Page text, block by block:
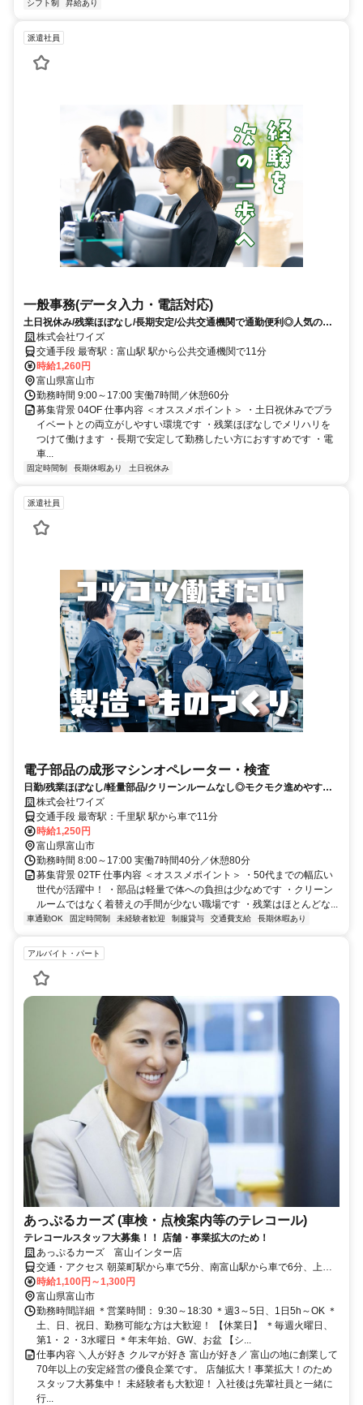
シフト制 昇給あり
派遣社員
一般事務(データ入力・電話対応)
土日祝休み/残業ほぼなし/長期安定/公共交通機関で通勤便利◎人気の一
般事務のお仕事
株式会社ワイズ
交通手段 最寄駅：富山駅 駅から公共交通機関で11分
時給1,260円
富山県富山市
勤務時間 9:00～17:00 実働7時間／休憩60分
募集背景 04OF 仕事内容 ＜オススメポイント＞ ・土日祝休みでプラ
イベートとの両立がしやすい環境です ・残業ほぼなしでメリハリを
つけて働けます ・長期で安定して勤務したい方におすすめです ・電
車...
固定時間制 長期休暇あり 土日祝休み
派遣社員
電子部品の成形マシンオペレーター・検査
日勤/残業ほぼなし/軽量部品/クリーンルームなし◎モクモク進めやすい
機械オペレーター作業です
株式会社ワイズ
交通手段 最寄駅：千里駅 駅から車で11分
時給1,250円
富山県富山市
勤務時間 8:00～17:00 実働7時間40分／休憩80分
募集背景 02TF 仕事内容 ＜オススメポイント＞ ・50代までの幅広い
世代が活躍中！ ・部品は軽量で体への負担は少なめです ・クリーン
ルームではなく着替えの手間が少ない職場です ・残業はほとんどな...
車通勤OK 固定時間制 未経験者歓迎 制服貸与 交通費支給 長期休暇あり
アルバイト・パート
あっぷるカーズ (車検・点検案内等のテレコール)
テレコールスタッフ大募集！！ 店舗・事業拡大のため！
あっぷるカーズ 富山インター店
交通・アクセス 朝菜町駅から車で5分、南富山駅から車で6分、上堀
駅から車で7分
時給1,100円～1,300円
富山県富山市
勤務時間詳細 ＊営業時間： 9:30～18:30 ＊週3～5日、1日5h～OK ＊
土、日、祝日、勤務可能な方は大歓迎！ 【休業日】 ＊毎週火曜日、
第1・２・3水曜日 ＊年末年始、GW、お盆 【シ...
仕事内容 ＼人が好き クルマが好き 富山が好き／ 富山の地に創業して
70年以上の安定経営の優良企業です。 店舗拡大！事業拡大！のため
スタッフ大募集中！ 未経験者も大歓迎！ 入社後は先輩社員と一緒に
行...